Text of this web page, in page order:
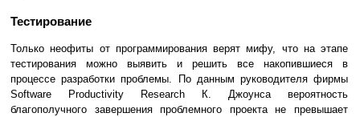
Тестирование
Только неофиты от программирования верят мифу, что на этапе
тестирования можно выявить и решить все накопившиеся в
процессе разработки проблемы. По данным руководителя фирмы
Software Productivity Research К. Джоунса вероятность
благополучного завершения проблемного проекта не превышает